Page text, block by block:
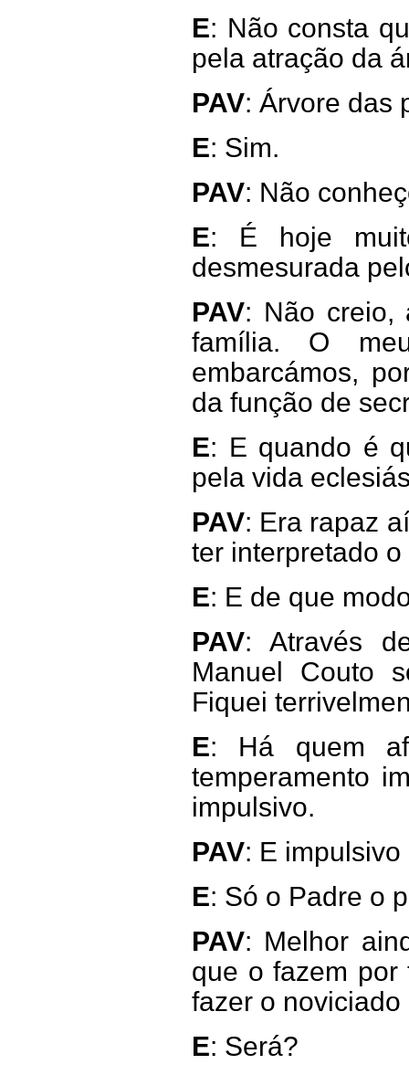
E: Não consta
pela atração da
PAV: Árvore das
E: Sim.
PAV: Não
E: É hoje
desmesurada
PAV: Não creio,
família. O
embarcámos,
da função de
E: E quando é
pela vida
PAV: Era rapaz
ter interpretado
E: E de que
PAV: Através
Manuel Couto
Fiquei
E: Há quem
temperamento
impulsivo.
PAV: E
E: Só o Padre o
PAV: Melhor
que o fazem
fazer o
E: Será?